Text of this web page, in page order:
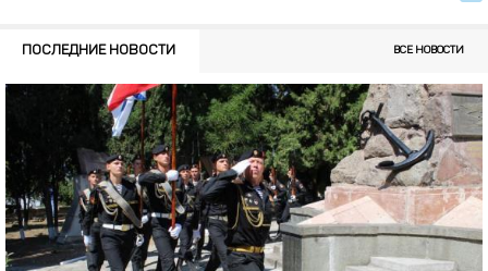
ПОСЛЕДНИЕ НОВОСТИ ВСЕ НОВОСТИ